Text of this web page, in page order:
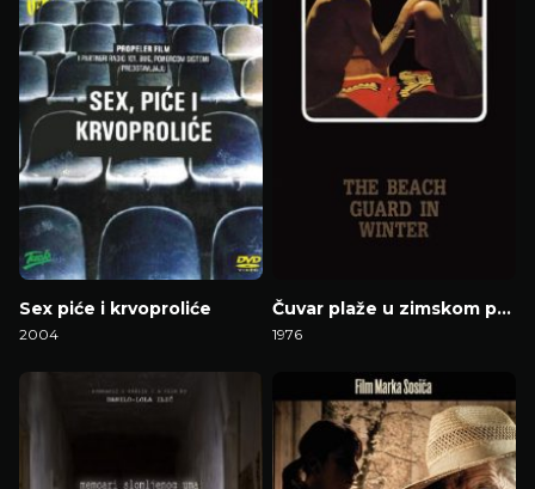
Sex piće i krvoproliće
2004
Čuvar plaže u zimskom periodu
1976